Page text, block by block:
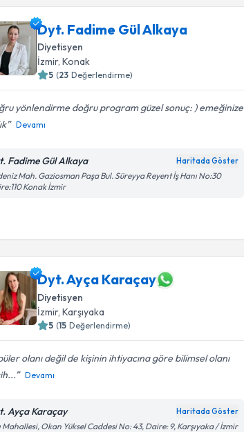
Dyt. Fadime Gül Alkaya
Diyetisyen
İzmir, Konak
5 (23 Değerlendirme)
yönlendirme doğru program güzel sonuç: ) emeğinize
Devamı
Fadime Gül Alkaya Haritada Göster
Mah. Gaziosman Paşa Bul. Süreyya Reyent İş Hanı No:30
Konak İzmir
Dyt. Ayça Karaçay
Diyetisyen
İzmir, Karşıyaka
5 (15 Değerlendirme)
olanı değil de kişinin ihtiyacına göre bilimsel olanı
Devamı
Ayça Karaçay Haritada Göster
Mahallesi, Okan Yüksel Caddesi No: 43, Daire: 9, Karşıyaka / İzmir